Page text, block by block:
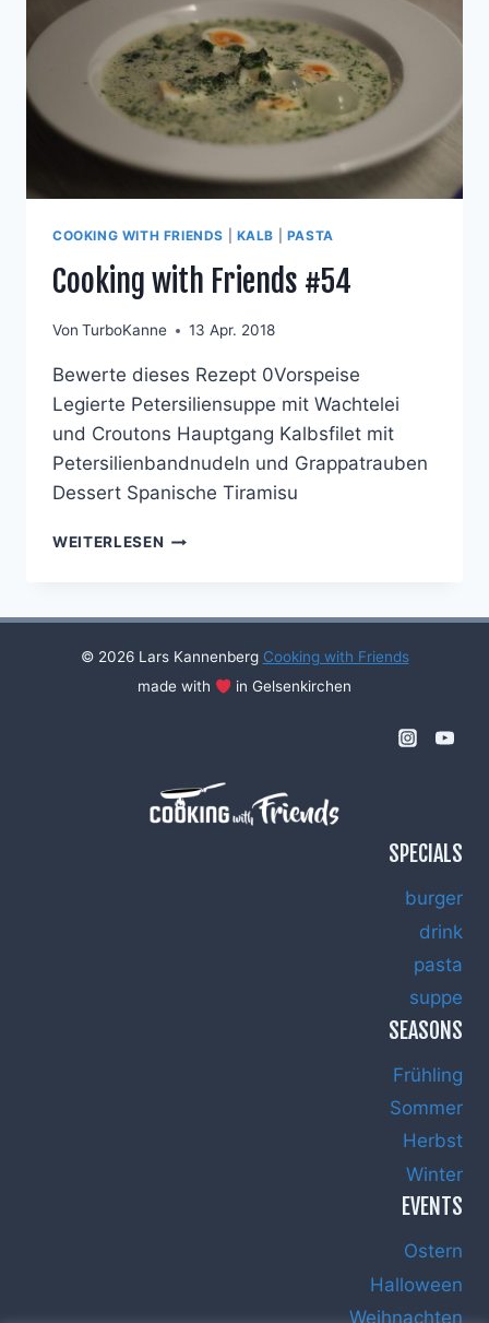
COOKING WITH FRIENDS KALB PASTA
Cooking with Friends #54
Von TurboKanne 13 Apr. 2018
Bewerte dieses Rezept 0Vorspeise
Legierte Petersiliensuppe mit Wachtelei
und Croutons Hauptgang Kalbsfilet mit
Petersilienbandnudeln und Grappatrauben
Dessert Spanische Tiramisu
WEITERLESEN COOKING
© 2026 Lars Kannenberg Cooking with Friends
made with
in Gelsenkirchen
SPECIALS
burger
drink
pasta
suppe
SEASONS
Frühling
Sommer
Herbst
Winter
EVENTS
Ostern
Halloween
Weihnachten